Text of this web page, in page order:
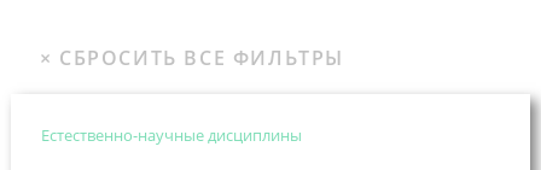
Естественно-научные дисциплины